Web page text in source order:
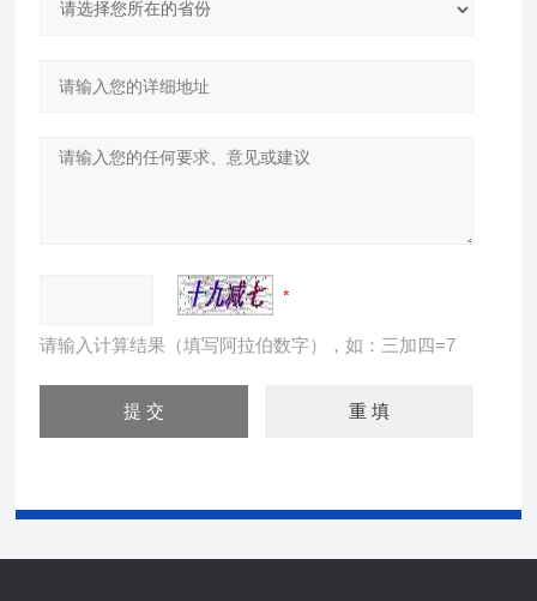
请输入计算结果（填写阿拉伯数字），如：三加四=7